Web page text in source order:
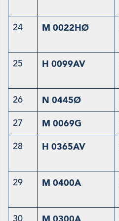
24 M 0022HØ
25 H 0099AV
26 N 0445Ø
27 M 0069G
28 H 0365AV
29 M 0400A
30 M 0300A